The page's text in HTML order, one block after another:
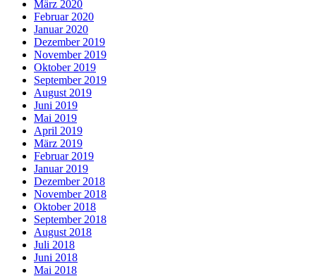
März 2020
Februar 2020
Januar 2020
Dezember 2019
November 2019
Oktober 2019
September 2019
August 2019
Juni 2019
Mai 2019
April 2019
März 2019
Februar 2019
Januar 2019
Dezember 2018
November 2018
Oktober 2018
September 2018
August 2018
Juli 2018
Juni 2018
Mai 2018